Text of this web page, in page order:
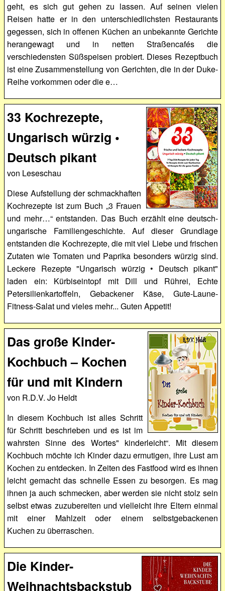
geht, es sich gut gehen zu lassen. Auf seinen vielen
Reisen hatte er in den unterschiedlichsten Restaurants
gegessen, sich in offenen Küchen an unbekannte Gerichte
herangewagt und in netten Straßencafés die
verschiedensten Süßspeisen probiert. Dieses Rezeptbuch
ist eine Zusammenstellung von Gerichten, die in der Duke-
Reihe vorkommen oder die e…
33 Kochrezepte,
Ungarisch würzig •
Deutsch pikant
von Leseschau
Diese Aufstellung der schmackhaften
Kochrezepte ist zum Buch „3 Frauen
und mehr…“ entstanden. Das Buch erzählt eine deutsch-
ungarische Familiengeschichte. Auf dieser Grundlage
entstanden die Kochrezepte, die mit viel Liebe und frischen
Zutaten wie Tomaten und Paprika besonders würzig sind.
Leckere Rezepte "Ungarisch würzig • Deutsch pikant"
laden ein: Kürbiseintopf mit Dill und Rührei, Echte
Petersilienkartoffeln, Gebackener Käse, Gute-Laune-
Fitness-Salat und vieles mehr... Guten Appetit!
Das große Kinder-
Kochbuch – Kochen
für und mit Kindern
von R.D.V. Jo Heldt
In diesem Kochbuch ist alles Schritt
für Schritt beschrieben und es ist im
wahrsten Sinne des Wortes" kinderleicht“. Mit diesem
Kochbuch möchte ich Kinder dazu ermutigen, ihre Lust am
Kochen zu entdecken. In Zeiten des Fastfood wird es ihnen
leicht gemacht das schnelle Essen zu besorgen. Es mag
ihnen ja auch schmecken, aber werden sie nicht stolz sein
selbst etwas zuzubereiten und vielleicht ihre Eltern einmal
mit einer Mahlzeit oder einem selbstgebackenen
Kuchen zu überraschen.
Die Kinder-
Weihnachtsbackstub